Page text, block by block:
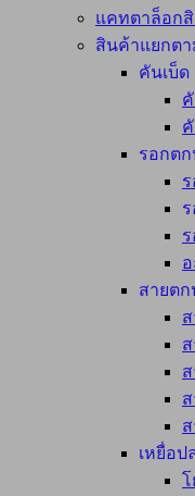
แคทตาล็อก
สินค้าแยกตา
คันเบ็ด
รอกตก
สายตก
ส
ส
ส
เหยื่อป
โ